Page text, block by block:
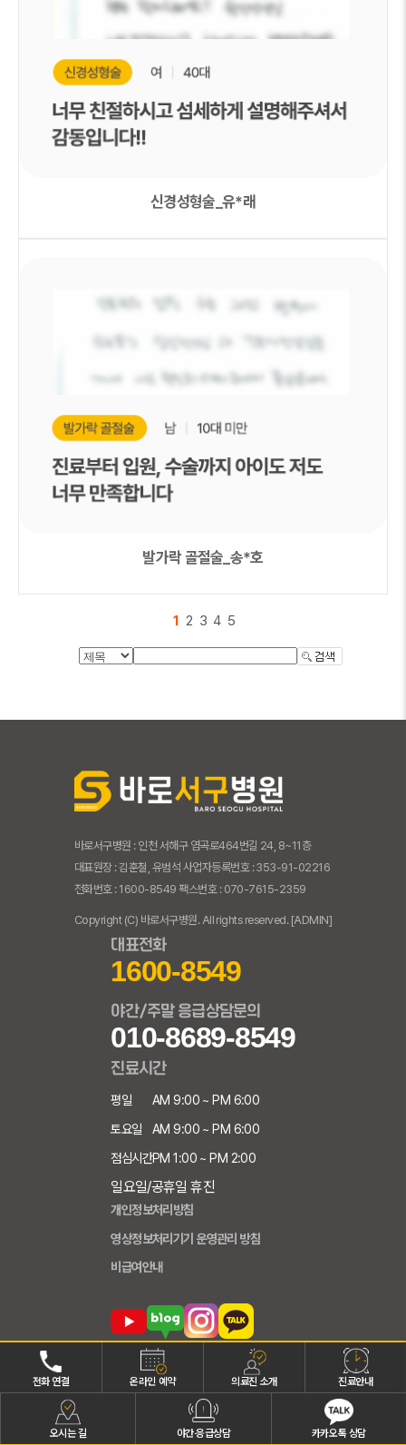
전화 연결 온라인 예약 의료진 소개 진료안내
오시는 길 야간·응급상담 카카오톡 상담
신경성형술_유*래
발가락 골절술_송*호
1 2 3 4 5
바로서구병원 : 인천 서해구 염곡로464번길 24, 8~11층
대표원장 : 김훈철, 유범석 사업자등록번호 : 353-91-02216
전화번호 : 1600-8549 팩스번호 : 070-7615-2359
Copyright (C) 바로서구병원. All rights reserved. [ADMIN]
대표전화
1600-8549
야간/주말 응급상담문의
010-8689-8549
진료시간
평일
토요일
점심시간
AM 9:00 ~ PM 6:00
AM 9:00 ~ PM 6:00
PM 1:00 ~ PM 2:00
일요일/공휴일 휴진
개인정보처리방침
영상정보처리기기 운영관리 방침
비급여안내